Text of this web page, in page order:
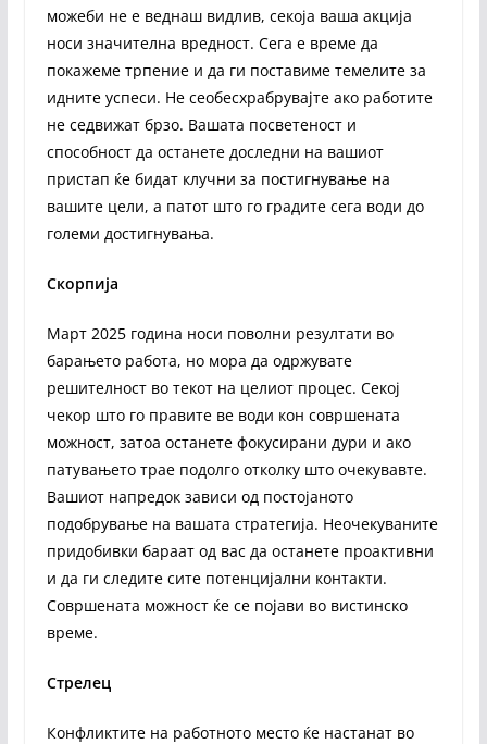
можеби не е веднаш видлив, секоја ваша акција
носи значителна вредност. Сега е време да
покажеме трпение и да ги поставиме темелите за
идните успеси. Не сеобесхрабрувајте ако работите
не седвижат брзо. Вашата посветеност и
способност да останете доследни на вашиот
пристап ќе бидат клучни за постигнување на
вашите цели, а патот што го градите сега води до
големи достигнувања.
Скорпија
Март 2025 година носи поволни резултати во
барањето работа, но мора да одржувате
решителност во текот на целиот процес. Секој
чекор што го правите ве води кон совршената
можност, затоа останете фокусирани дури и ако
патувањето трае подолго отколку што очекувавте.
Вашиот напредок зависи од постојаното
подобрување на вашата стратегија. Неочекуваните
придобивки бараат од вас да останете проактивни
и да ги следите сите потенцијални контакти.
Совршената можност ќе се појави во вистинско
време.
Стрелец
Конфликтите на работното место ќе настанат во